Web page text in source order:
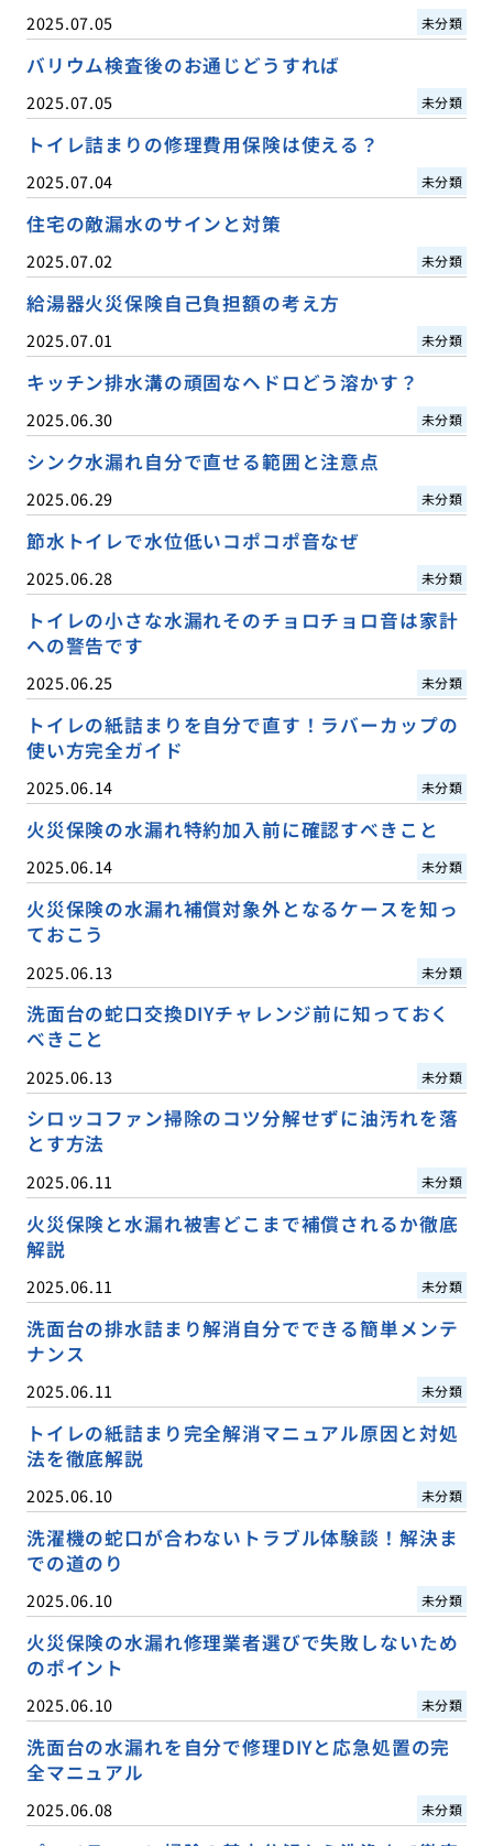
2025.07.05 未分類
バリウム検査後のお通じどうすれば
2025.07.05 未分類
トイレ詰まりの修理費用保険は使える？
2025.07.04 未分類
住宅の敵漏水のサインと対策
2025.07.02 未分類
給湯器火災保険自己負担額の考え方
2025.07.01 未分類
キッチン排水溝の頑固なヘドロどう溶かす？
2025.06.30 未分類
シンク水漏れ自分で直せる範囲と注意点
2025.06.29 未分類
節水トイレで水位低いコポコポ音なぜ
2025.06.28 未分類
トイレの小さな水漏れそのチョロチョロ音は家計
への警告です
2025.06.25 未分類
トイレの紙詰まりを自分で直す！ラバーカップの
使い方完全ガイド
2025.06.14 未分類
火災保険の水漏れ特約加入前に確認すべきこと
2025.06.14 未分類
火災保険の水漏れ補償対象外となるケースを知っ
ておこう
2025.06.13 未分類
洗面台の蛇口交換DIYチャレンジ前に知っておく
べきこと
2025.06.13 未分類
シロッコファン掃除のコツ分解せずに油汚れを落
とす方法
2025.06.11 未分類
火災保険と水漏れ被害どこまで補償されるか徹底
解説
2025.06.11 未分類
洗面台の排水詰まり解消自分でできる簡単メンテ
ナンス
2025.06.11 未分類
トイレの紙詰まり完全解消マニュアル原因と対処
法を徹底解説
2025.06.10 未分類
洗濯機の蛇口が合わないトラブル体験談！解決ま
での道のり
2025.06.10 未分類
火災保険の水漏れ修理業者選びで失敗しないため
のポイント
2025.06.10 未分類
洗面台の水漏れを自分で修理DIYと応急処置の完
全マニュアル
2025.06.08 未分類